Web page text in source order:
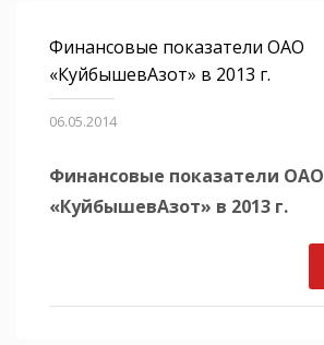
Финансовые показатели ОАО
«КуйбышевАзот» в 2013 г.
06.05.2014
Финансовые показатели ОАО
«КуйбышевАзот» в 2013 г.